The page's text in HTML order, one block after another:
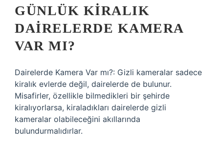
GÜNLÜK KIRALIK
DAIRELERDE KAMERA
VAR MI?
Dairelerde Kamera Var mı?: Gizli kameralar sadece
kiralık evlerde değil, dairelerde de bulunur.
Misafirler, özellikle bilmedikleri bir şehirde
kiralıyorlarsa, kiraladıkları dairelerde gizli
kameralar olabileceğini akıllarında
bulundurmalıdırlar.